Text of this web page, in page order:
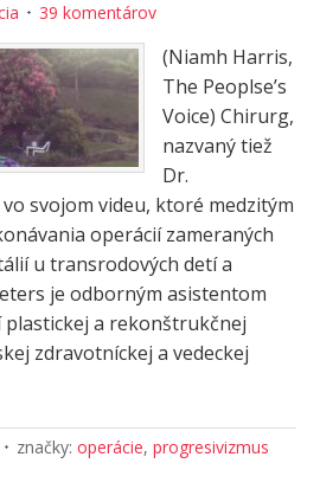
39 komentárov
(Niamh Harris,
The Peoplse’s
Voice) Chirurg,
nazvaný tiež
Dr.
svojom videu, ktoré medzitým
operácií zameraných
u transrodových detí a
je odborným asistentom
a rekonštrukčnej
zdravotníckej a vedeckej
značky: operácie, progresivizmus